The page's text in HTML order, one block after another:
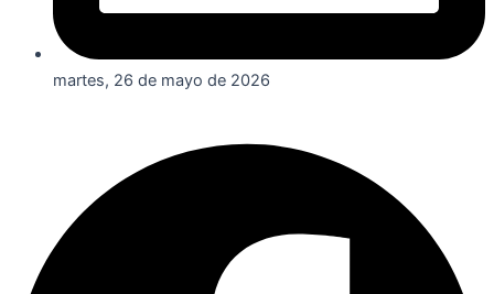
martes, 26 de mayo de 2026